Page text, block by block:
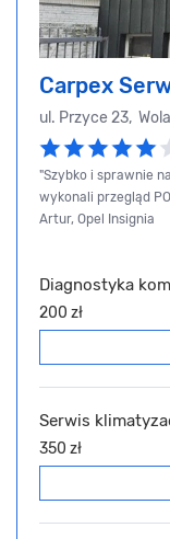
Carpex
ul. Przyce 23,
"Szybko i sprawnie
wykonali przegląd
Artur, Opel Insignia
Diagnostyka
200 zł
Serwis
350 zł